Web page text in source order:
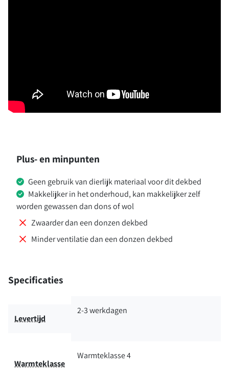
Plus- en minpunten
Geen gebruik van dierlijk materiaal voor dit dekbed
Makkelijker in het onderhoud, kan makkelijker zelf
worden gewassen dan dons of wol
Zwaarder dan een donzen dekbed
Minder ventilatie dan een donzen dekbed
Specificaties
Levertijd
2-3 werkdagen
Warmteklasse
Warmteklasse 4